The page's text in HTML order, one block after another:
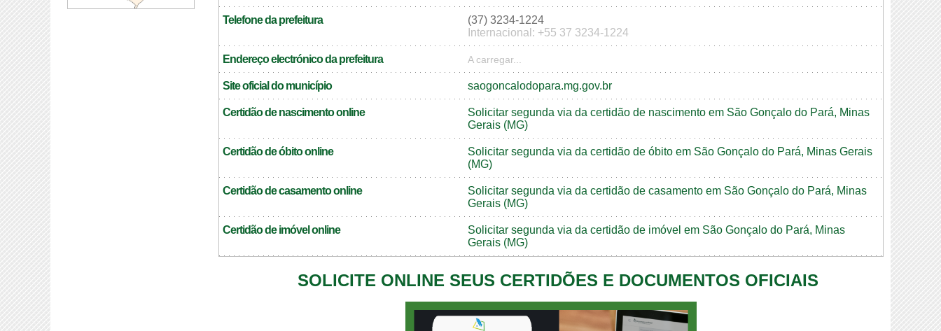
Telefone da prefeitura
(37) 3234-1224
Internacional: +55 37 3234-1224
Endereço electrónico da prefeitura A carregar...
Site oficial do município saogoncalodopara.mg.gov.br
Certidão de nascimento online
Solicitar segunda via da certidão de nascimento em São Gonçalo do Pará, Minas
Gerais (MG)
Certidão de óbito online
Solicitar segunda via da certidão de óbito em São Gonçalo do Pará, Minas Gerais
(MG)
Certidão de casamento online
Solicitar segunda via da certidão de casamento em São Gonçalo do Pará, Minas
Gerais (MG)
Certidão de imóvel online
Solicitar segunda via da certidão de imóvel em São Gonçalo do Pará, Minas
Gerais (MG)
SOLICITE ONLINE SEUS CERTIDÕES E DOCUMENTOS OFICIAIS